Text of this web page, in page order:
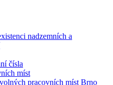
nadzemních a
čísla
míst
pracovních míst Brno